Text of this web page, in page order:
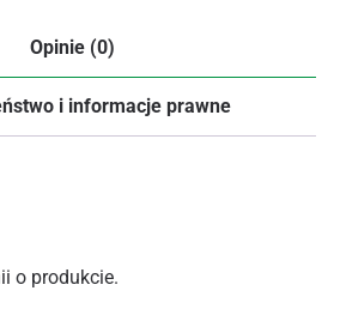
Opinie (0)
i informacje prawne
o produkcie.